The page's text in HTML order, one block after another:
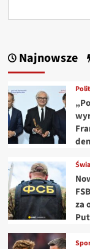
Najnowsze
za